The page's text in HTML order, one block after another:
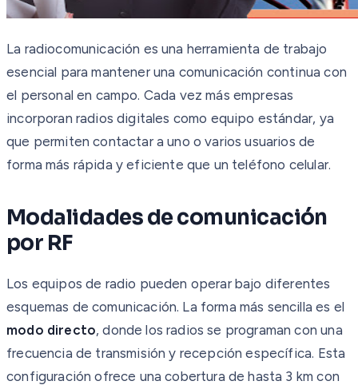
La radiocomunicación es una herramienta de trabajo
esencial para mantener una comunicación continua con
el personal en campo. Cada vez más empresas
incorporan radios digitales como equipo estándar, ya
que permiten contactar a uno o varios usuarios de
forma más rápida y eficiente que un teléfono celular.
Modalidades de comunicación
por RF
Los equipos de radio pueden operar bajo diferentes
esquemas de comunicación. La forma más sencilla es el
modo directo, donde los radios se programan con una
frecuencia de transmisión y recepción específica. Esta
configuración ofrece una cobertura de hasta 3 km con